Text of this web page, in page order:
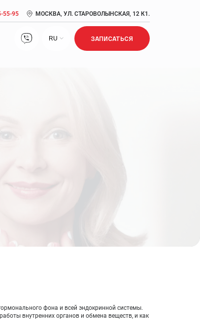
55-95 МОСКВА, УЛ. СТАРОВОЛЫНСКАЯ, 12 К1.
RU ЗАПИСАТЬСЯ
лечение
признаки, стадии, лечение, диагностика
сосудистые заболевания: риск развития,
профилактика
фона и всей эндокринной системы.
внутренних органов и обмена веществ, и как